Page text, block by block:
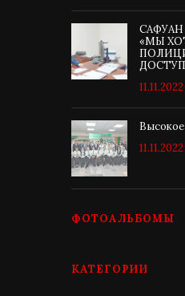
«МЫ
ФОТОАЛЬБОМЫ
КАТЕГОРИИ